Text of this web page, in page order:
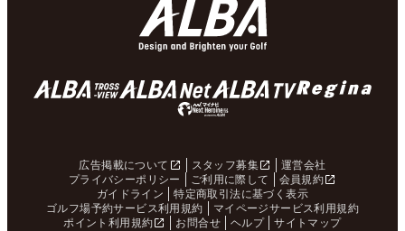
広告掲載について スタッフ募集
運営会社
プライバシーポリシー
ご利用に際して
会員規約
ガイドライン
特定商取引法に基づく表示
ゴルフ場予約サービス利用規約
マイページサービス利用規約
ポイント利用規約
お問合せ ヘルプ サイトマップ